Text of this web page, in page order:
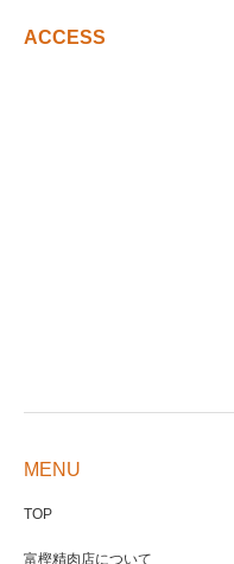
ACCESS
MENU
TOP
富樫精肉店について